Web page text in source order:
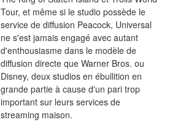
Tour, et même si le studio possède le
service de diffusion Peacock, Universal
ne s'est jamais engagé avec autant
d'enthousiasme dans le modèle de
diffusion directe que Warner Bros. ou
Disney, deux studios en ébullition en
grande partie à cause d'un pari trop
important sur leurs services de
streaming maison.